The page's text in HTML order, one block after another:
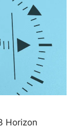
Horizon